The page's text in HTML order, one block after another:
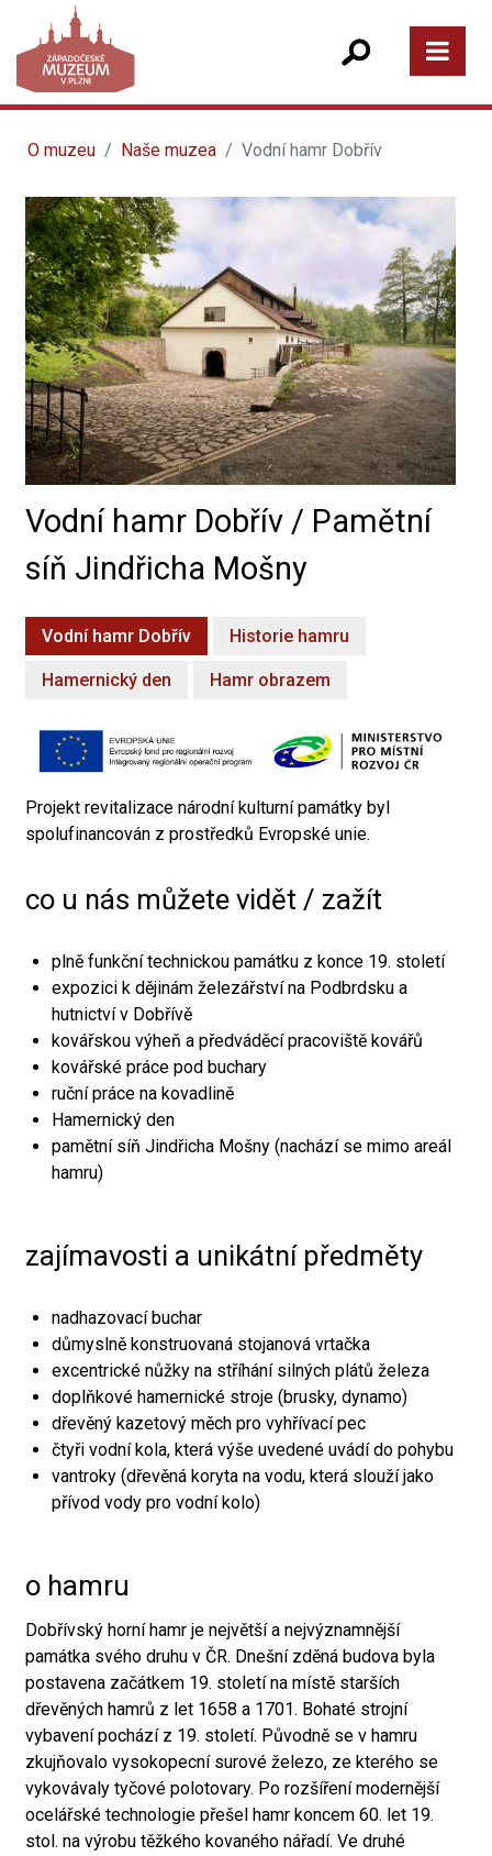
O muzeu Naše muzea Vodní hamr Dobřív
Vodní hamr Dobřív / Pamětní
síň Jindřicha Mošny
Vodní hamr Dobřív Historie hamru
Hamernický den Hamr obrazem
Projekt revitalizace národní kulturní památky byl
spolufinancován z prostředků Evropské unie.
co u nás můžete vidět / zažít
plně funkční technickou památku z konce 19. století
expozici k dějinám železářství na Podbrdsku a
hutnictví v Dobřívě
kovářskou výheň a předváděcí pracoviště kovářů
kovářské práce pod buchary
ruční práce na kovadlině
Hamernický den
pamětní síň Jindřicha Mošny (nachází se mimo areál
hamru)
zajímavosti a unikátní předměty
nadhazovací buchar
důmyslně konstruovaná stojanová vrtačka
excentrické nůžky na stříhání silných plátů železa
doplňkové hamernické stroje (brusky, dynamo)
dřevěný kazetový měch pro vyhřívací pec
čtyři vodní kola, která výše uvedené uvádí do pohybu
vantroky (dřevěná koryta na vodu, která slouží jako
přívod vody pro vodní kolo)
o hamru
Dobřívský horní hamr je největší a nejvýznamnější
památka svého druhu v ČR. Dnešní zděná budova byla
postavena začátkem 19. století na místě starších
dřevěných hamrů z let 1658 a 1701. Bohaté strojní
vybavení pochází z 19. století. Původně se v hamru
zkujňovalo vysokopecní surové železo, ze kterého se
vykovávaly tyčové polotovary. Po rozšíření modernější
ocelářské technologie přešel hamr koncem 60. let 19.
stol. na výrobu těžkého kovaného nářadí. Ve druhé